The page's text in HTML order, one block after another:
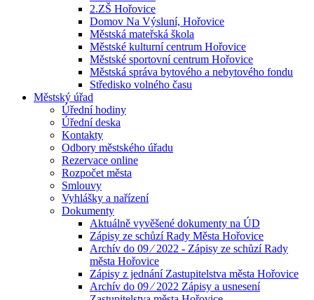
2.ZŠ Hořovice
Domov Na Výsluní, Hořovice
Městská mateřská škola
Městské kulturní centrum Hořovice
Městské sportovní centrum Hořovice
Městská správa bytového a nebytového fondu
Středisko volného času
Městský úřad
Úřední hodiny
Úřední deska
Kontakty
Odbory městského úřadu
Rezervace online
Rozpočet města
Smlouvy
Vyhlášky a nařízení
Dokumenty
Aktuálně vyvěšené dokumenty na ÚD
Zápisy ze schůzí Rady Města Hořovice
Archív do 09 ⁄ 2022 - Zápisy ze schůzí Rady
města Hořovice
Zápisy z jednání Zastupitelstva města Hořovice
Archív do 09 ⁄ 2022 Zápisy a usnesení